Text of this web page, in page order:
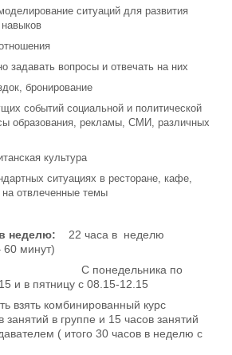
ситуаций для развития
вопросы и отвечать на них
бронирование
социальной и политической
образования, рекламы, СМИ, различных
культура
ситуациях в ресторане, кафе,
на отвлеченные темы
неделю: 22 часа в неделю
60 минут)
по
и в пятницу с 08.15-12.15
взять комбинированный курс
в группе и 15 часов занятий
( итого 30 часов в неделю с